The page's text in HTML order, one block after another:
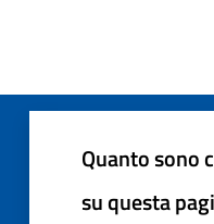
Quanto sono
su questa